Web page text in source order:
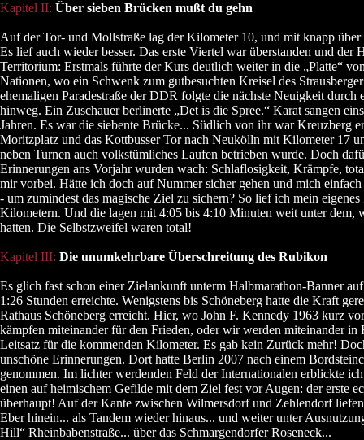
Kapitel II: Über sieben Brücken mußt du gehn
Auf der Tor- und Mollstraße lag der Kilometer 10, und mit knapp
Es lief auch wieder besser. Das erste Viertel war überstanden und der
Territorium: Erstmals führte der Kurs deutlich weiter in die „Platte“
Nationen, wo ein Schwenk zum gutbesuchten Kreisel des
ehemaligen Paradestraße der DDR folgte die nächste Neuigkeit
hinweg. Ein Zuschauer berlinerte „Det is die Spree.“ Karat sangen
Jahren. Es war die siebente Brücke... Südlich von ihr war Kreuzberg
Moritzplatz und das Kottbusser Tor nach Neukölln mit Kilometer 17
neben Turnen auch volkstümliches Laufen betrieben wurde. Doch
Erinnerungen ans Vorjahr wurden wach: Schlaflosigkeit, Krämpfe,
mir vorbei. Hätte ich doch auf Nummer sicher gehen und mich
- um zumindest das magische Ziel zu sichern? So lief ich mein
Kilometern. Und die lagen mit 4:05 bis 4:10 Minuten weit unter dem,
hatten. Die Selbstzweifel waren total!
Kapitel III: Die unumkehrbare Überschreitung des Rubikon
Es glich fast schon einer Zielankunft unterm Halbmarathon-Banner
1:26 Stunden erreichte. Wenigstens bis Schöneberg hatte die Kraft
Rathaus Schöneberg erreicht. Hier, wo John F. Kennedy 1963 kurz
kämpfen miteinander für den Frieden, oder wir werden miteinander in
Leitsatz für die kommenden Kilometer. Es gab kein Zurück mehr!
unschöne Erinnerungen. Dort hatte Berlin 2007 nach einem
genommen. Im lichter werdenden Feld der Internationalen erblickte
einen auf heimischem Gefilde mit dem Ziel fest vor Augen: der erste
überhaupt! Auf der Kante zwischen Wilmersdorf und Zehlendorf
Eber hinein... als Tandem wieder hinaus... und weiter unter
Hill“ Rheinbabenstraße... über das Schmargendorfer Roseneck...